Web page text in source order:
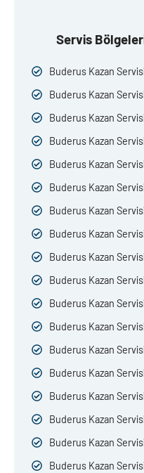
Servis
Buderus Kazan
Buderus Kazan
Buderus Kazan
Buderus Kazan
Buderus Kazan
Buderus Kazan
Buderus Kazan
Buderus Kazan
Buderus Kazan
Buderus Kazan
Buderus Kazan
Buderus Kazan
Buderus Kazan
Buderus Kazan
Buderus Kazan
Buderus Kazan
Buderus Kazan
Buderus Kazan Servisi